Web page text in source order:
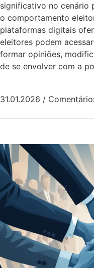
significativo no cenário
o comportamento
plataformas digitais
eleitores podem
formar opiniões,
de se envolver com a
31.01.2026 /